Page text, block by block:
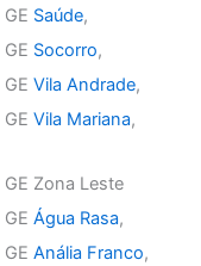
Saúde,
Socorro,
GEVila Andrade,
GEVila Mariana,
Zona Leste
GEÁgua Rasa,
GEAnália Franco,